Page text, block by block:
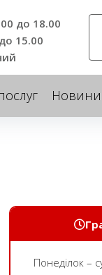
до 18.00
15.00
Новини
Понеділок –